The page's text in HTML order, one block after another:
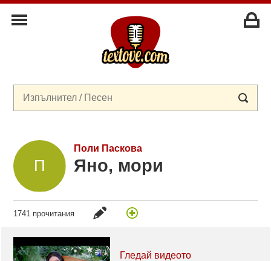
Поли Паскова
Яно, мори
1741 прочитания
Гледай видеото